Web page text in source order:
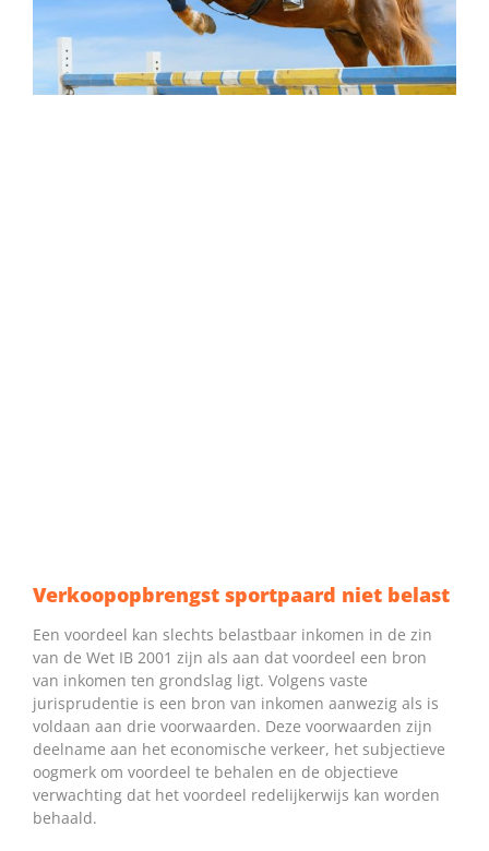
Verkoopopbrengst sportpaard niet belast
Een voordeel kan slechts belastbaar inkomen in de zin
van de Wet IB 2001 zijn als aan dat voordeel een bron
van inkomen ten grondslag ligt. Volgens vaste
jurisprudentie is een bron van inkomen aanwezig als is
voldaan aan drie voorwaarden. Deze voorwaarden zijn
deelname aan het economische verkeer, het subjectieve
oogmerk om voordeel te behalen en de objectieve
verwachting dat het voordeel redelijkerwijs kan worden
behaald.